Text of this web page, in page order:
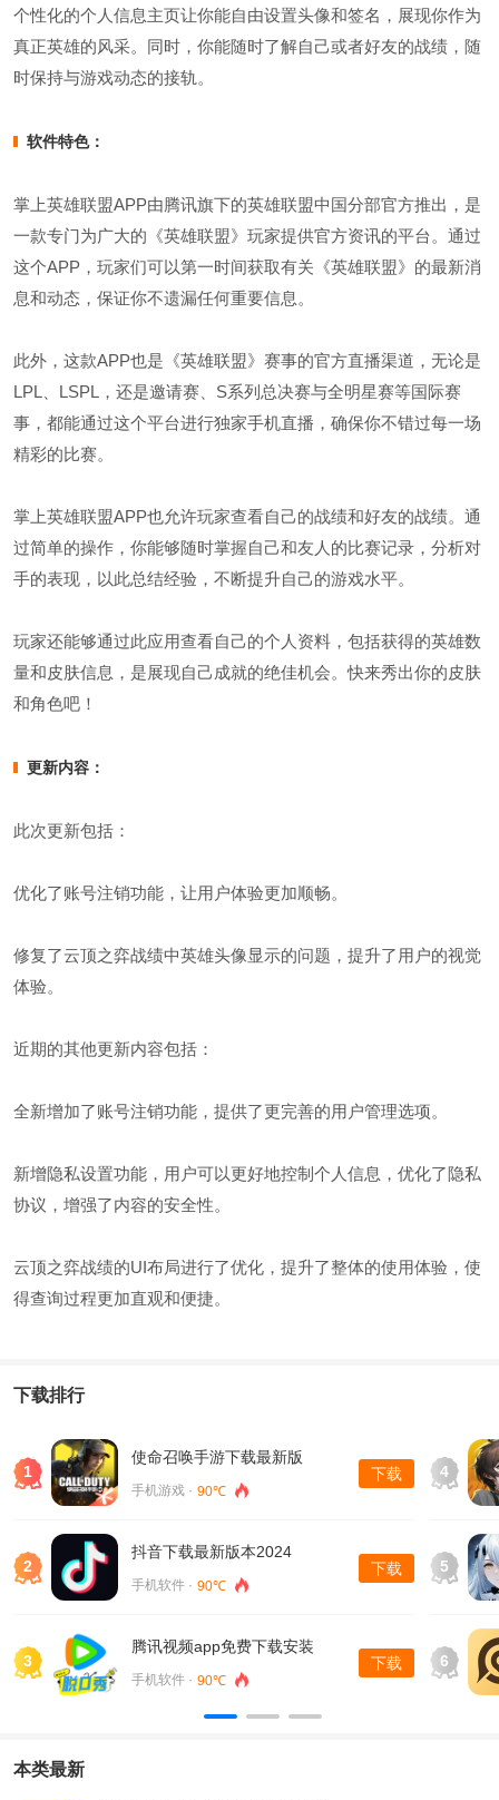
个性化的个人信息主页让你能自由设置头像和签名，展现你作为
真正英雄的风采。同时，你能随时了解自己或者好友的战绩，随
时保持与游戏动态的接轨。
软件特色：
掌上英雄联盟APP由腾讯旗下的英雄联盟中国分部官方推出，是
一款专门为广大的《英雄联盟》玩家提供官方资讯的平台。通过
这个APP，玩家们可以第一时间获取有关《英雄联盟》的最新消
息和动态，保证你不遗漏任何重要信息。
此外，这款APP也是《英雄联盟》赛事的官方直播渠道，无论是
LPL、LSPL，还是邀请赛、S系列总决赛与全明星赛等国际赛
事，都能通过这个平台进行独家手机直播，确保你不错过每一场
精彩的比赛。
掌上英雄联盟APP也允许玩家查看自己的战绩和好友的战绩。通
过简单的操作，你能够随时掌握自己和友人的比赛记录，分析对
手的表现，以此总结经验，不断提升自己的游戏水平。
玩家还能够通过此应用查看自己的个人资料，包括获得的英雄数
量和皮肤信息，是展现自己成就的绝佳机会。快来秀出你的皮肤
和角色吧！
更新内容：
此次更新包括：
优化了账号注销功能，让用户体验更加顺畅。
修复了云顶之弈战绩中英雄头像显示的问题，提升了用户的视觉
体验。
近期的其他更新内容包括：
全新增加了账号注销功能，提供了更完善的用户管理选项。
新增隐私设置功能，用户可以更好地控制个人信息，优化了隐私
协议，增强了内容的安全性。
云顶之弈战绩的UI布局进行了优化，提升了整体的使用体验，使
得查询过程更加直观和便捷。
下载排行
1
使命召唤手游下载最新版
手机游戏 · 90℃
下载
2
抖音下载最新版本2024
手机软件 · 90℃
下载
3
腾讯视频app免费下载安装
手机软件 · 90℃
下载
4
5
6
本类最新